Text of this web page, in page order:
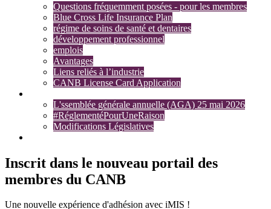
Questions fréquemment posées - pour les membres
Blue Cross Life Insurance Plan
régime de soins de santé et dentaires
développement professionnel
emplois
Avantages
Liens reliés à l’industrie
CANB License Card Application
L'ssemblée générale annuelle (AGA) 25 mai 2026
#RéglementéPourUneRaison
Modifications Législatives
Inscrit dans le nouveau portail des
membres du CANB
Une nouvelle expérience d'adhésion avec iMIS !